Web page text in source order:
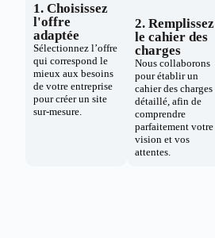
1. Choisissez
l'offre
adaptée
Sélectionnez l’offre
qui correspond le
mieux aux besoins
de votre entreprise
pour créer un site
sur-mesure.
2. Remplissez
le cahier des
charges
Nous collaborons
pour établir un
cahier des charges
détaillé, afin de
comprendre
parfaitement votre
vision et vos
attentes.